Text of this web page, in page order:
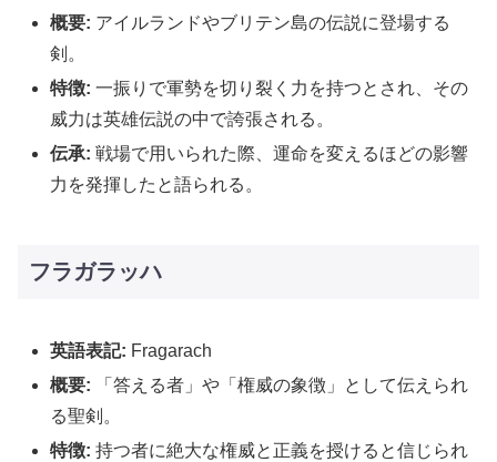
概要: アイルランドやブリテン島の伝説に登場する
剣。
特徴: 一振りで軍勢を切り裂く力を持つとされ、その
威力は英雄伝説の中で誇張される。
伝承: 戦場で用いられた際、運命を変えるほどの影響
力を発揮したと語られる。
フラガラッハ
英語表記: Fragarach
概要: 「答える者」や「権威の象徴」として伝えられ
る聖剣。
特徴: 持つ者に絶大な権威と正義を授けると信じられ